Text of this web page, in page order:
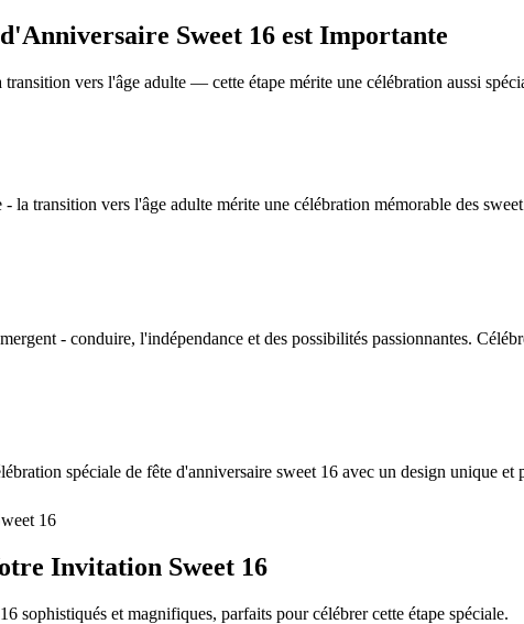
Sweet 16 est Importante
vers l'âge adulte — cette étape mérite une célébration aussi
la transition vers l'âge adulte mérite une célébration mémorable des
- conduire, l'indépendance et des possibilités passionnantes.
spéciale de fête d'anniversaire sweet 16 avec un design unique
16
Invitation Sweet 16
sophistiqués et magnifiques, parfaits pour célébrer cette étape spéciale.